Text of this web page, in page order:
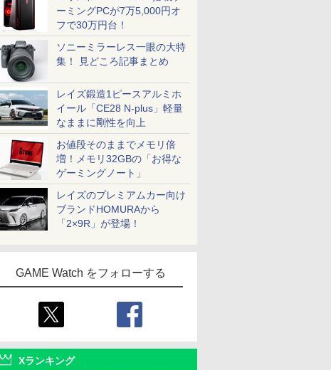
ーミングPCが7万5,000円オ
フで30万円台！
ソニーミラーレス一眼の大特
集！ 見どころ記事まとめ
レイズ鍛造1ピースアルミホ
イール「CE28 N-plus」軽量
なままに剛性を向上
お値段そのままでメモリ倍
増！メモリ32GBの「お得な
ゲーミングノート」
レイズのプレミアムカー向け
ブランドHOMURAから
「2×9R」が登場！
GAME Watch をフォローする
Xランキング